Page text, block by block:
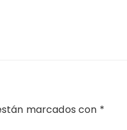
marcados con *